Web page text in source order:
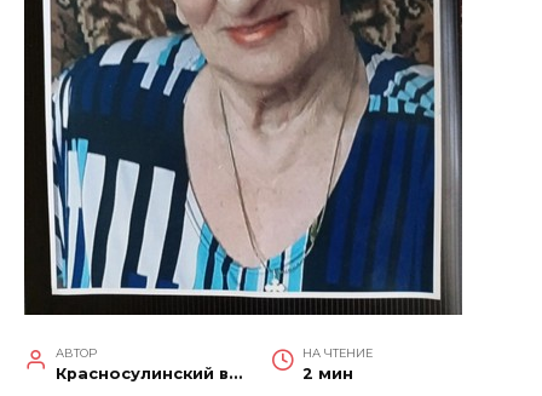
АВТОР
Красносулинский вестник
НА ЧТЕНИЕ
2 мин